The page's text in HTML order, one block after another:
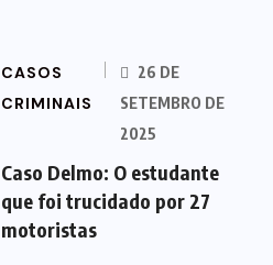
CASOS
CRIMINAIS
26 DE
SETEMBRO DE
2025
Caso Delmo: O estudante
que foi trucidado por 27
motoristas